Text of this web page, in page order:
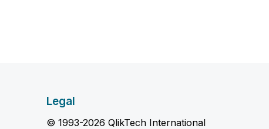
Legal
© 1993-2026 QlikTech International